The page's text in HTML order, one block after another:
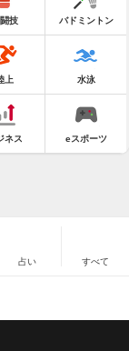
技 バドミントン
上 水泳
ネス eスポーツ
占い すべて